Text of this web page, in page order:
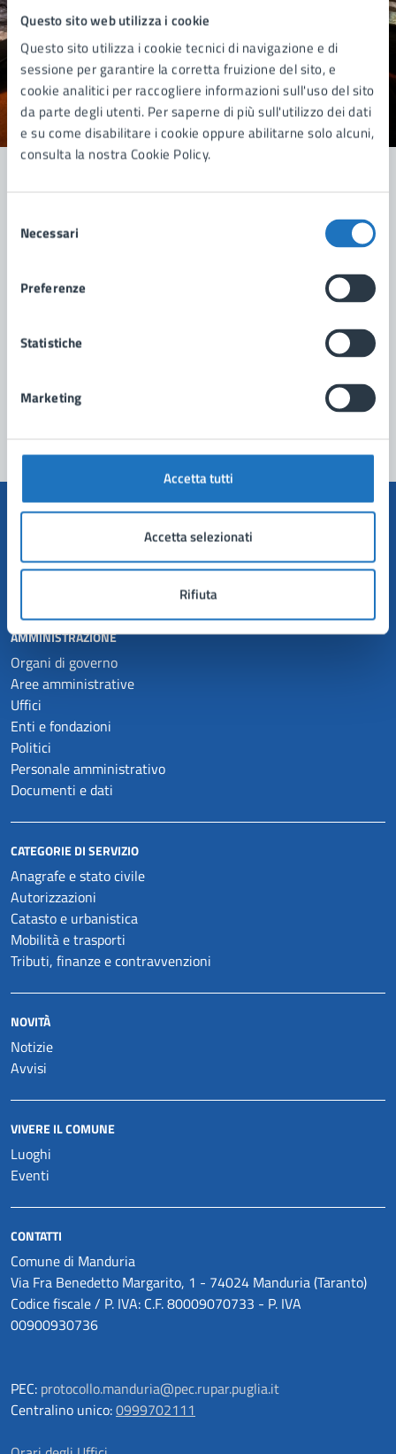
Questo sito web utilizza i cookie
Questo sito utilizza i cookie tecnici di navigazione e di
sessione per garantire la corretta fruizione del sito, e
cookie analitici per raccogliere informazioni sull'uso del sito
da parte degli utenti. Per saperne di più sull'utilizzo dei dati
e su come disabilitare i cookie oppure abilitarne solo alcuni,
consulta la nostra Cookie Policy.
delNecessari
Preferenze
Statistiche
Marketing
Accetta tutti
Accetta selezionati
Rifiuta
Quanto sono chiare le informazioni su questa
pagina?
Valuta 5 stelle su 5
Valuta 4 stelle su 5
Valuta 3 stelle su 5
Valuta 2 stelle su 5
Valuta 1 stelle su 5
Richiedi assistenza
Segnala disservizio
Comune di Manduria
AMMINISTRAZIONE
Organi di governo
Aree amministrative
Uffici
Enti e fondazioni
Politici
Personale amministrativo
Documenti e dati
CATEGORIE DI SERVIZIO
Anagrafe e stato civile
Autorizzazioni
Catasto e urbanistica
Mobilità e trasporti
Tributi, finanze e contravvenzioni
NOVITÀ
Notizie
Avvisi
VIVERE IL COMUNE
Luoghi
Eventi
CONTATTI
Comune di Manduria
Via Fra Benedetto Margarito, 1 - 74024 Manduria (Taranto)
Codice fiscale / P. IVA: C.F. 80009070733 - P. IVA
00900930736
PEC: protocollo.manduria@pec.rupar.puglia.it
Centralino unico:0999702111